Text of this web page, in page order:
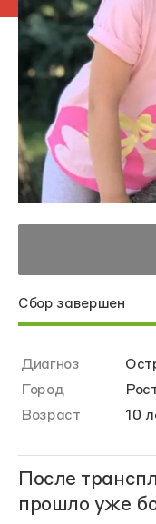
Сбор завершен
Диагноз
Город
Возраст
10
После
прошло уже